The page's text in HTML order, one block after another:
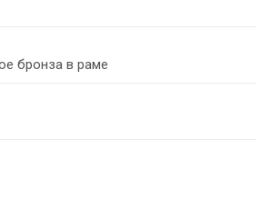
бронза в раме